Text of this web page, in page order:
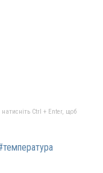
Ctrl + Enter, щоб